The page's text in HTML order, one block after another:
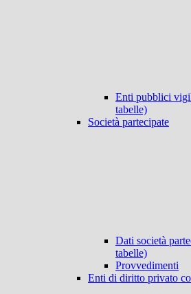
Enti pubblici
tabelle)
Società partecipate
Dati società
tabelle)
Provvedimenti
Enti di diritto privato